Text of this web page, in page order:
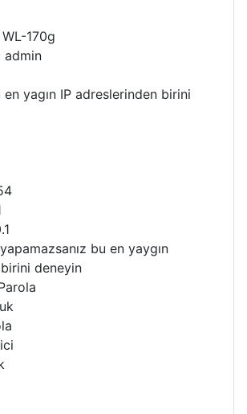
170g
admin
en yagın IP adreslerinden birini
bu en yaygın
deneyin